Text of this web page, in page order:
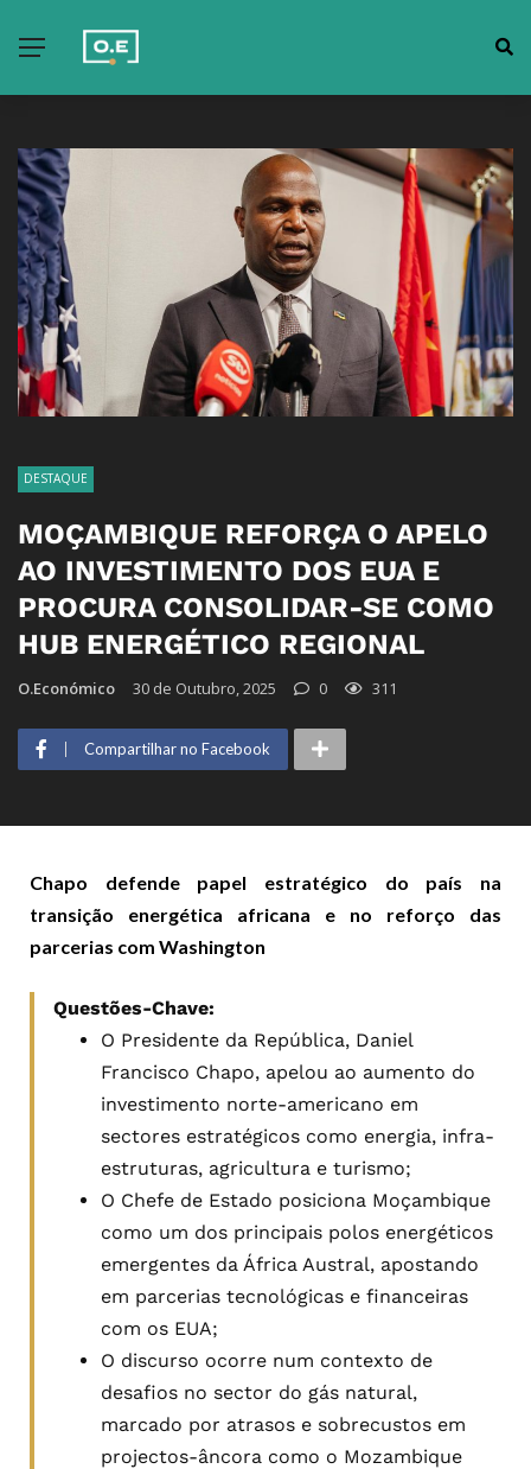
DESTAQUE
MOÇAMBIQUE REFORÇA O APELO
AO INVESTIMENTO DOS EUA E
PROCURA CONSOLIDAR-SE COMO
HUB ENERGÉTICO REGIONAL
O.Económico 30 de Outubro, 2025 0 311
Compartilhar no Facebook
Chapo defende papel estratégico do país na
transição energética africana e no reforço das
parcerias com Washington
Questões-Chave:
O Presidente da República, Daniel
Francisco Chapo, apelou ao aumento do
investimento norte-americano em
sectores estratégicos como energia, infra-
estruturas, agricultura e turismo;
O Chefe de Estado posiciona Moçambique
como um dos principais polos energéticos
emergentes da África Austral, apostando
em parcerias tecnológicas e financeiras
com os EUA;
O discurso ocorre num contexto de
desafios no sector do gás natural,
marcado por atrasos e sobrecustos em
projectos-âncora como o Mozambique